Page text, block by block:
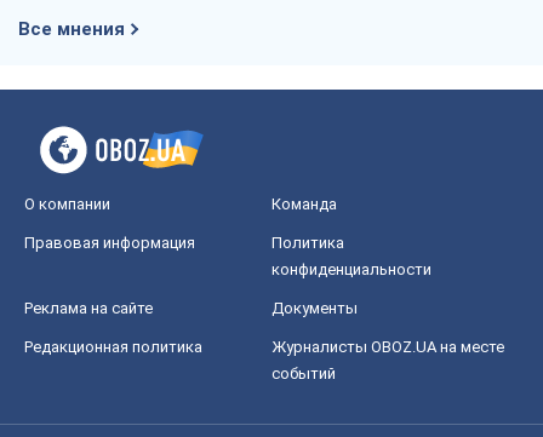
Все мнения
О компании Команда
Правовая информация
Политика
конфиденциальности
Реклама на сайте Документы
Редакционная политика
Журналисты OBOZ.UA на месте
событий